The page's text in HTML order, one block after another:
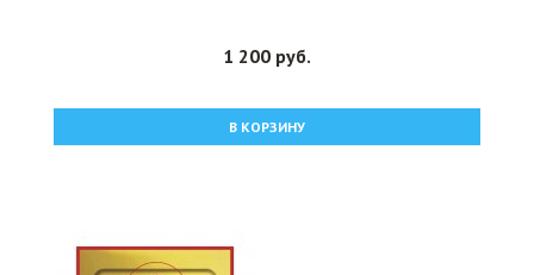
1 200 руб.
В КОРЗИНУ